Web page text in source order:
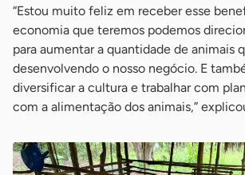
“Estou muito feliz em receber esse
economia que teremos podemos
para aumentar a quantidade de animais
desenvolvendo o nosso negócio. E
diversificar a cultura e trabalhar com
com a alimentação dos animais,”